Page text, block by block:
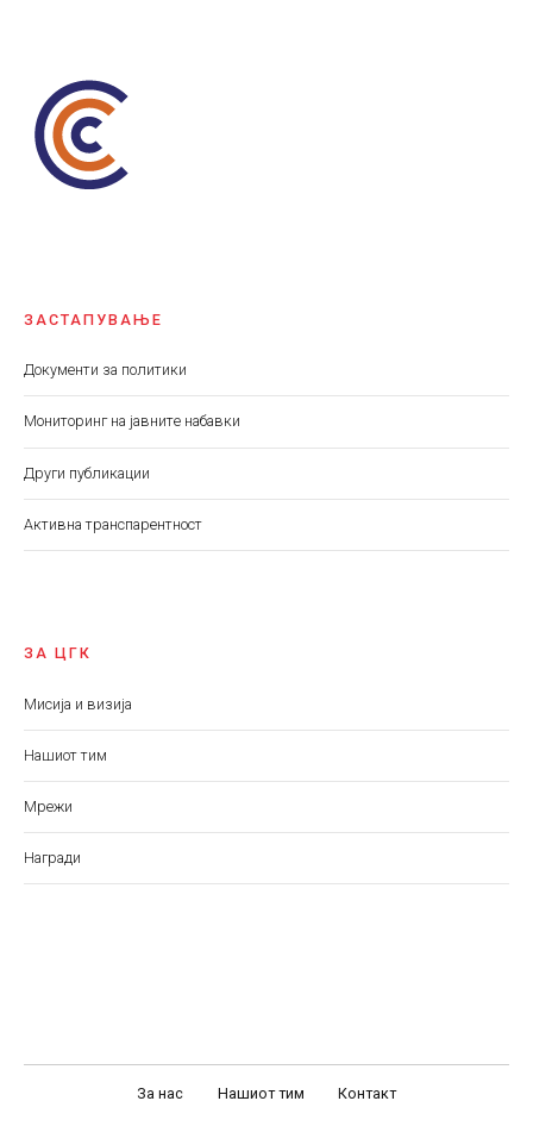
ЗАСТАПУВАЊЕ
Документи за политики
Мониторинг на јавните набавки
Други публикации
Aктивна транспарентност
ЗА ЦГК
Мисија и визија
Нашиот тим
Мрежи
Награди
За нас Нашиот тим Контакт